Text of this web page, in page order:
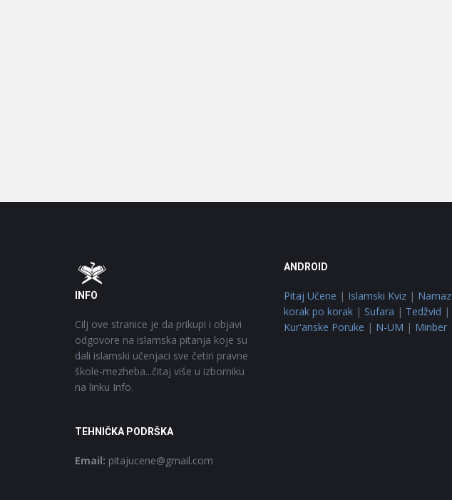
Footer
INFO
Cilj ove stranice je da prikupi i objavi
odgovore na islamska pitanja koje su
dali islamski učenjaci sve četiri pravne
škole-mezheba...čitaj više u izborniku
na linku Info.
TEHNIČKA PODRŠKA
Email: pitajucene@gmail.com
ANDROID
Pitaj Učene | Islamski Kviz| Namaz
korak po korak| Sufara | Tedžvid |
Kur'anske Poruke | N-UM | Minber